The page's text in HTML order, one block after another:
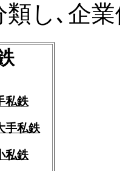
類し､企
私鉄
手私鉄
私鉄